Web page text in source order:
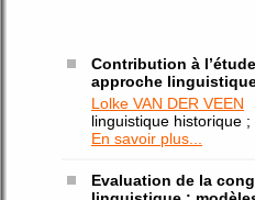
Contribution à
approche
Lolke VAN DER VEEN
linguistique historique
En savoir plus...
Evaluation de la